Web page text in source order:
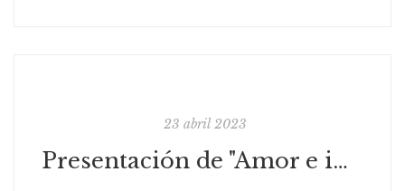
23 abril 2023
Presentación de "Amor e imprevistos" de Ludmila Mercerón